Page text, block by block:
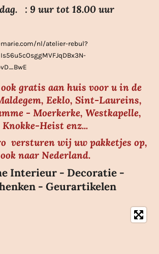
: 9 uur tot 18.00 uur
nl/atelier-rebul?
gratis aan huis voor u in de
Eeklo, Sint-Laureins,
- Moerkerke, Westkapelle,
Knokke-Heist enz...
versturen wij uw pakketjes op,
ook naar Nederland.
Interieur - Decoratie -
- Geurartikelen